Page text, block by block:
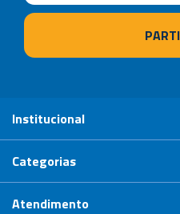
Institucional
Categorias
Atendimento